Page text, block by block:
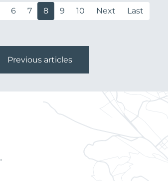
6 7 8 9 10 Next Last
Previous articles